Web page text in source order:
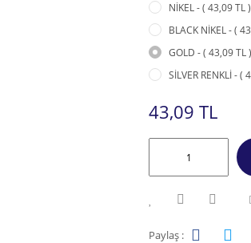
NİKEL - ( 43,09 TL )
BLACK NİKEL - (
GOLD - ( 43,09 TL )
SİLVER RENKLİ - (
43,09 TL
Paylaş :